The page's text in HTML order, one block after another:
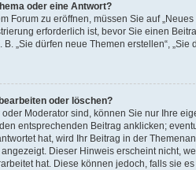
oder eine Antwort?
Forum zu eröffnen, müssen Sie auf
erforderlich ist, bevor Sie einen
„Sie dürfen neue Themen erstellen“,
oder löschen?
Moderator sind, können Sie nur Ihre
entsprechenden Beitrag anklicken;
hat, wird Ihr Beitrag in der
Dieser Hinweis erscheint nicht,
hat. Diese können jedoch, falls sie